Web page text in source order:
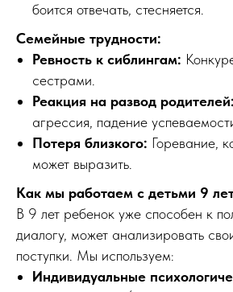
боится отвечать, стесняется.
Семейные трудности:
Ревность к сиблингам:
сестрами.
Реакция на развод родителей:
агрессия, падение
Потеря близкого: Горевание,
может выразить.
Как мы работаем с детьми 9
В 9 лет ребенок уже способен к
диалогу, может анализировать
поступки. Мы используем:
Индивидуальные